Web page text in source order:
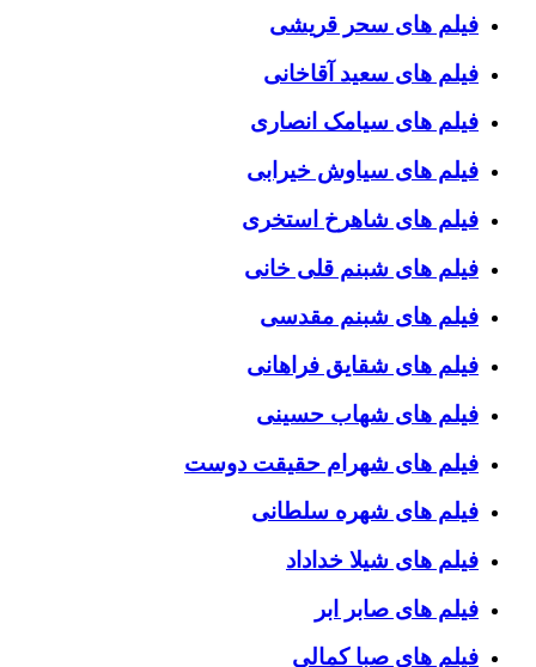
فیلم های سحر قریشی
فیلم های سعید آقاخانی
فیلم های سیامک انصاری
فیلم های سیاوش خیرابی
فیلم های شاهرخ استخری
فیلم های شبنم قلی خانی
فیلم های شبنم مقدسی
فیلم های شقایق فراهانی
فیلم های شهاب حسینی
فیلم های شهرام حقیقت دوست
فیلم های شهره سلطانی
فیلم های شیلا خداداد
فیلم های صابر ابر
فیلم های صبا کمالی